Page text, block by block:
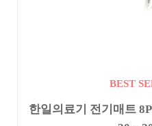
BEST
한일의료기 전기매트